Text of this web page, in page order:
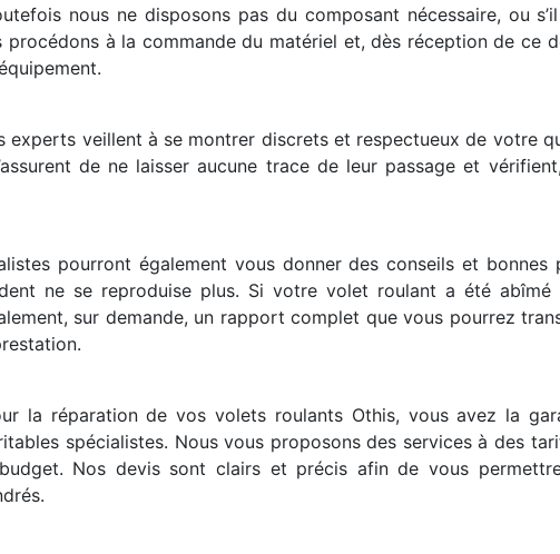
nous ne disposons pas du composant nécessaire, ou
procédons à la commande du matériel et, dès réception de ce
experts veillent à se montrer discrets et respectueux de votre
de ne laisser aucune trace de leur passage et
pourront également vous donner des conseils et
ne se reproduise plus. Si votre volet roulant a été abîmé
sur demande, un rapport complet que vous pourrez
la réparation de vos volets roulants Othis, vous avez la
spécialistes. Nous vous proposons des services à des
Nos devis sont clairs et précis afin de vous